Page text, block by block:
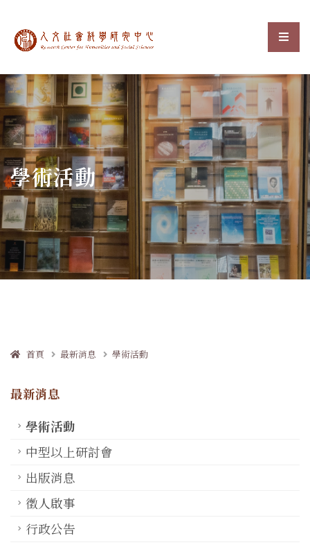
中央研究院人文社會科選
:::
學術活動
首頁 最新消息 學術活動
最新消息
學術活動
中型以上研討會
出版消息
徵人啟事
行政公告